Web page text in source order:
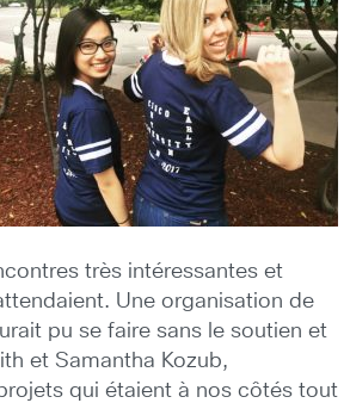
très intéressantes et
Une organisation de
pu se faire sans le soutien et
et Samantha Kozub,
qui étaient à nos côtés tout